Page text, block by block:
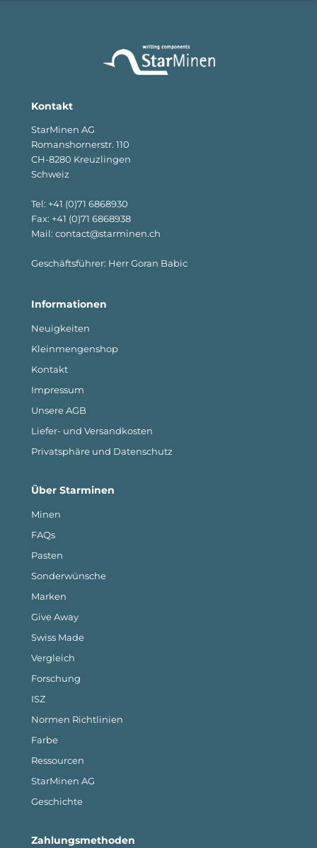
Kontakt
StarMinen AG
Romanshornerstr. 110
CH-8280 Kreuzlingen
Schweiz
Tel: +41 (0)71 6868930
Fax: +41 (0)71 6868938
Mail: contact@starminen.ch
Geschäftsführer: Herr Goran Babic
Informationen
Neuigkeiten
Kleinmengenshop
Kontakt
Impressum
Unsere AGB
Liefer- und Versandkosten
Privatsphäre und Datenschutz
Über Starminen
Minen
FAQs
Pasten
Sonderwünsche
Marken
Give Away
Swiss Made
Vergleich
Forschung
ISZ
Normen Richtlinien
Farbe
Ressourcen
StarMinen AG
Geschichte
Zahlungsmethoden